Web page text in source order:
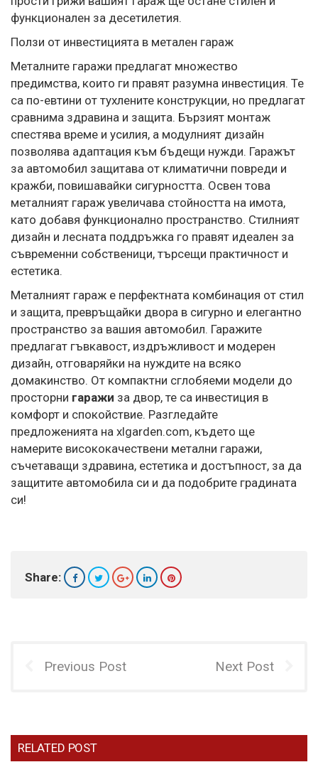
функционален за десетилетия.
Ползи от инвестицията в метален гараж
Металните гаражи предлагат множество
предимства, които ги правят разумна инвестиция. Те
са по-евтини от тухлените конструкции, но предлагат
сравнима здравина и защита. Бързият монтаж
спестява време и усилия, а модулният дизайн
позволява адаптация към бъдещи нужди. Гаражът
за автомобил защитава от климатични повреди и
кражби, повишавайки сигурността. Освен това
металният гараж увеличава стойността на имота,
като добавя функционално пространство. Стилният
дизайн и лесната поддръжка го правят идеален за
съвременни собственици, търсещи практичност и
естетика.
Металният гараж е перфектната комбинация от стил
и защита, превръщайки двора в сигурно и елегантно
пространство за вашия автомобил. Гаражите
предлагат гъвкавост, издръжливост и модерен
дизайн, отговаряйки на нуждите на всяко
домакинство. От компактни сглобяеми модели до
просторни гаражи за двор, те са инвестиция в
комфорт и спокойствие. Разгледайте
предложенията на xlgarden.com, където ще
намерите висококачествени метални гаражи,
съчетаващи здравина, естетика и достъпност, за да
защитите автомобила си и да подобрите градината
си!
Share:
Previous Post Next Post
RELATED POST